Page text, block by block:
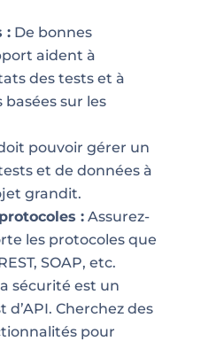
:De bonnes
aident à
des tests et à
sur les
pouvoir gérer un
et de données à
grandit.
:Assurez-
les protocoles que
SOAP, etc.
sécurité est un
Cherchez des
pour